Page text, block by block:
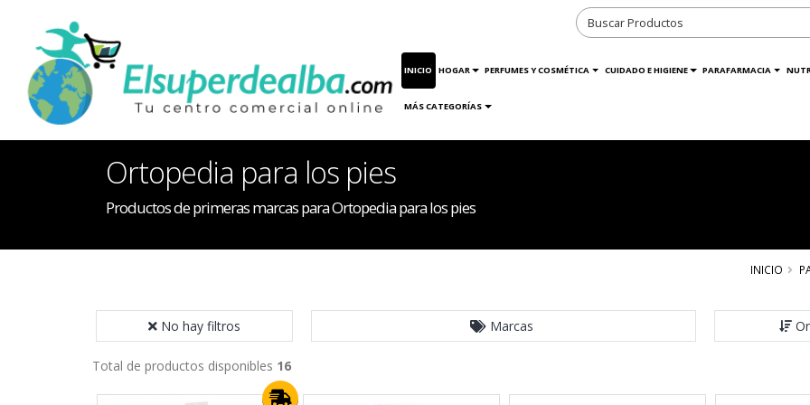
INICIO HOGAR PERFUMES Y COSMÉTICA CUIDADO E HIGIENE PARAFARMACIA
MÁS CATEGORÍAS
Ortopedia para los pies
Productos de primeras marcas para Ortopedia para los pies
INICIO
No hay filtros Marcas
Total de productos disponibles 16